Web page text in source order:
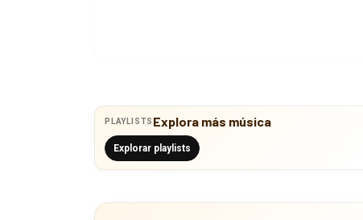
PLAYLISTS Explora más música
Explorar playlists